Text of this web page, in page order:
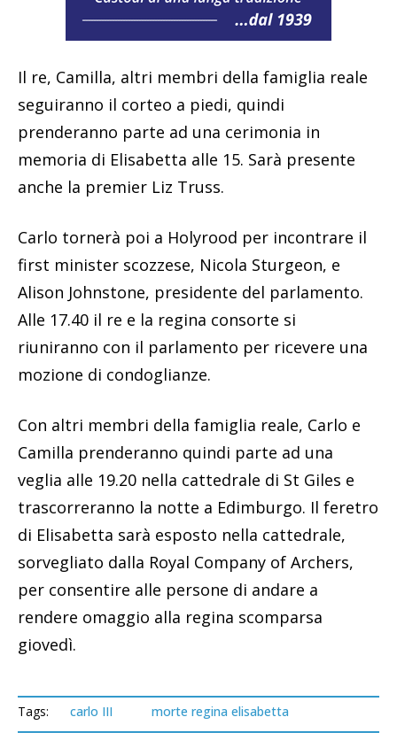
Il re, Camilla, altri membri della famiglia reale
seguiranno il corteo a piedi, quindi
prenderanno parte ad una cerimonia in
memoria di Elisabetta alle 15. Sarà presente
anche la premier Liz Truss.
Carlo tornerà poi a Holyrood per incontrare il
first minister scozzese, Nicola Sturgeon, e
Alison Johnstone, presidente del parlamento.
Alle 17.40 il re e la regina consorte si
riuniranno con il parlamento per ricevere una
mozione di condoglianze.
Con altri membri della famiglia reale, Carlo e
Camilla prenderanno quindi parte ad una
veglia alle 19.20 nella cattedrale di St Giles e
trascorreranno la notte a Edimburgo. Il feretro
di Elisabetta sarà esposto nella cattedrale,
sorvegliato dalla Royal Company of Archers,
per consentire alle persone di andare a
rendere omaggio alla regina scomparsa
giovedì.
Tags: carlo III morte regina elisabetta